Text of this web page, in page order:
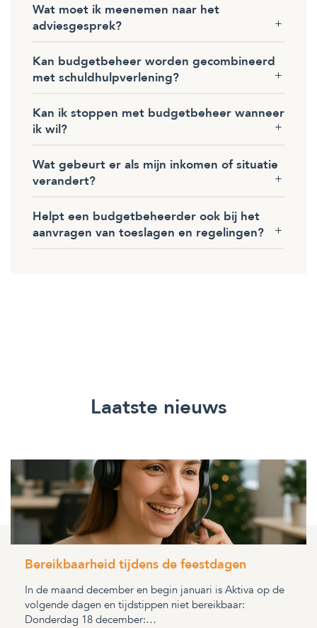
Wat moet ik meenemen naar het
adviesgesprek?
Kan budgetbeheer worden gecombineerd
met schuldhulpverlening?
Kan ik stoppen met budgetbeheer wanneer
ik wil?
Wat gebeurt er als mijn inkomen of situatie
verandert?
Helpt een budgetbeheerder ook bij het
aanvragen van toeslagen en regelingen?
Laatste nieuws
Bereikbaarheid tijdens de feestdagen
In de maand december en begin januari is Aktiva op de
volgende dagen en tijdstippen niet bereikbaar:
Donderdag 18 december:…